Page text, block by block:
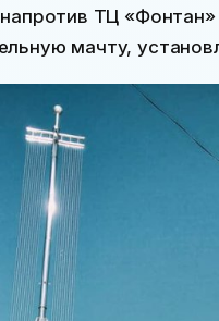
ТЦ «Фонтан»
мачту,